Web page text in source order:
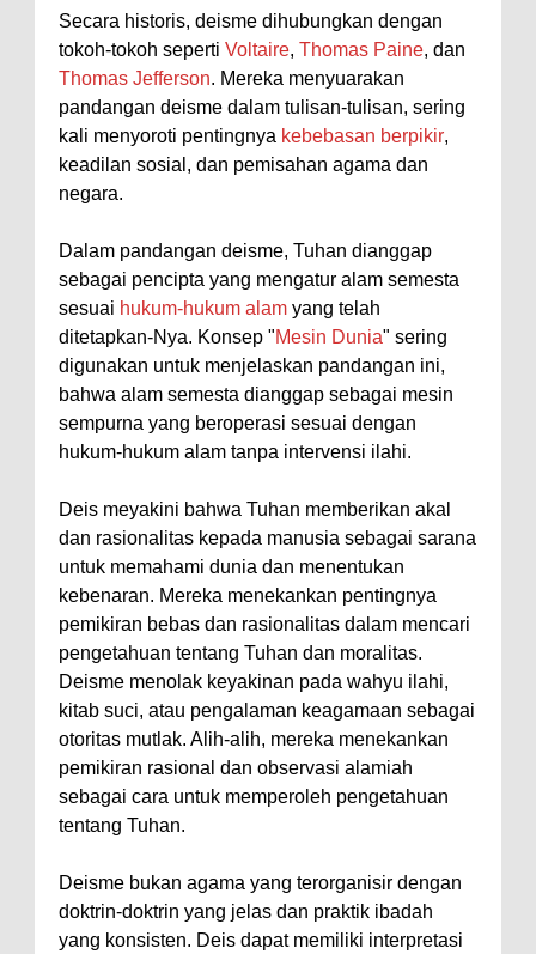
Secara historis, deisme dihubungkan dengan
tokoh-tokoh seperti Voltaire, Thomas Paine, dan
Thomas Jefferson. Mereka menyuarakan
pandangan deisme dalam tulisan-tulisan, sering
kali menyoroti pentingnya kebebasan berpikir,
keadilan sosial, dan pemisahan agama dan
negara.
Dalam pandangan deisme, Tuhan dianggap
sebagai pencipta yang mengatur alam semesta
sesuai hukum-hukum alam yang telah
ditetapkan-Nya. Konsep "Mesin Dunia" sering
digunakan untuk menjelaskan pandangan ini,
bahwa alam semesta dianggap sebagai mesin
sempurna yang beroperasi sesuai dengan
hukum-hukum alam tanpa intervensi ilahi.
Deis meyakini bahwa Tuhan memberikan akal
dan rasionalitas kepada manusia sebagai sarana
untuk memahami dunia dan menentukan
kebenaran. Mereka menekankan pentingnya
pemikiran bebas dan rasionalitas dalam mencari
pengetahuan tentang Tuhan dan moralitas.
Deisme menolak keyakinan pada wahyu ilahi,
kitab suci, atau pengalaman keagamaan sebagai
otoritas mutlak. Alih-alih, mereka menekankan
pemikiran rasional dan observasi alamiah
sebagai cara untuk memperoleh pengetahuan
tentang Tuhan.
Deisme bukan agama yang terorganisir dengan
doktrin-doktrin yang jelas dan praktik ibadah
yang konsisten. Deis dapat memiliki interpretasi